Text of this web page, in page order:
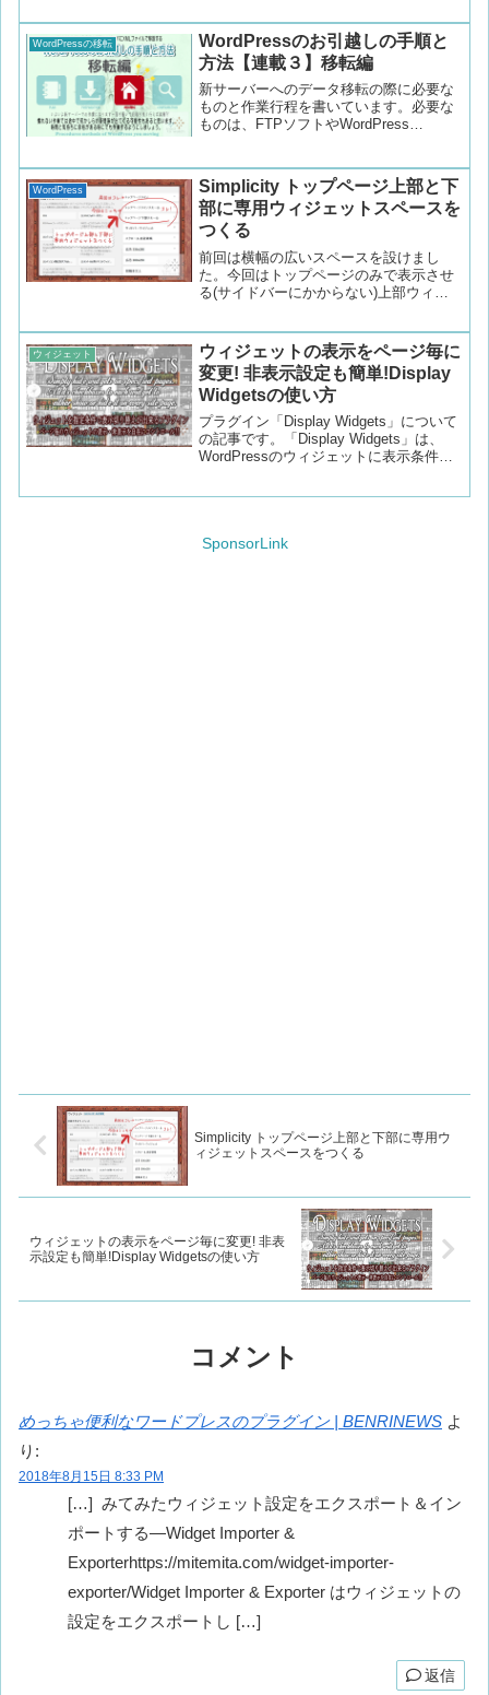
ジェットを掲載したい場所に設置 2.2 画
像を載せたい方は、画像を準備しまし
ょ。 2.3 プロフィールを書いてみよう。
2.3.1 ちょっとだけ良い感じにする、テキ
ストエリアの書き方 2.3.2.1 ロゴ画像の
表示 2.3.2.2 管理人表示 2.3.2.3 プロフィ
って下さい。 2.4.1 サイトロゴ画像＋管
理人表示＋プロフィール画像＋HN・性
別・趣味等その他の表示 2.4.2 管理人表
示＋プロフィール画像＋HN・性別・趣味
等その他の表示 2.4.3 プロフィール画像
＋HN・性別・趣味等その他の表示 2.4.4
管理人表示＋HN・性別・趣味等その他の
表示 2.4.5 HN・性別・趣味のみ表示2.5
目に貼り付けよう。
WordPressの移転
WordPressのお引越しの手順と
方法【連載３】移転編
新サーバーへのデータ移転の際に必要な
ものと作業行程を書いています。必要な
ものは、FTPソフトやWordPress
Exporter,Multi Plugin Installer,WP
Maintenance Mode等のプラグインを使用
します。
WordPress
Simplicity トップページ上部と下
部に専用ウィジェットスペースを
つくる
前回は横幅の広いスペースを設けまし
た。今回はトップページのみで表示させ
る(サイドバーにかからない)上部ウィジ
ウィジェット
ウィジェットの表示をページ毎に
変更! 非表示設定も簡単!Display
Widgetsの使い方
プラグイン「Display Widgets」について
の記事です。「Display Widgets」は、
WordPressのウィジェットに表示条件を
SponsorLink
Simplicity トップページ上部と下部に専用ウ
ィジェットスペースをつくる
ウィジェットの表示をページ毎に変更! 非表
示設定も簡単!Display Widgetsの使い方
コメント
めっちゃ便利なワードプレスのプラグイン | BENRINEWS よ
り:
2018年8月15日 8:33 PM
[…] みてみたウィジェット設定をエクスポート＆イン
ポートする―Widget Importer &
Exporterhttps://mitemita.com/widget-importer-
exporter/Widget Importer & Exporter はウィジェットの
設定をエクスポートし […]
返信